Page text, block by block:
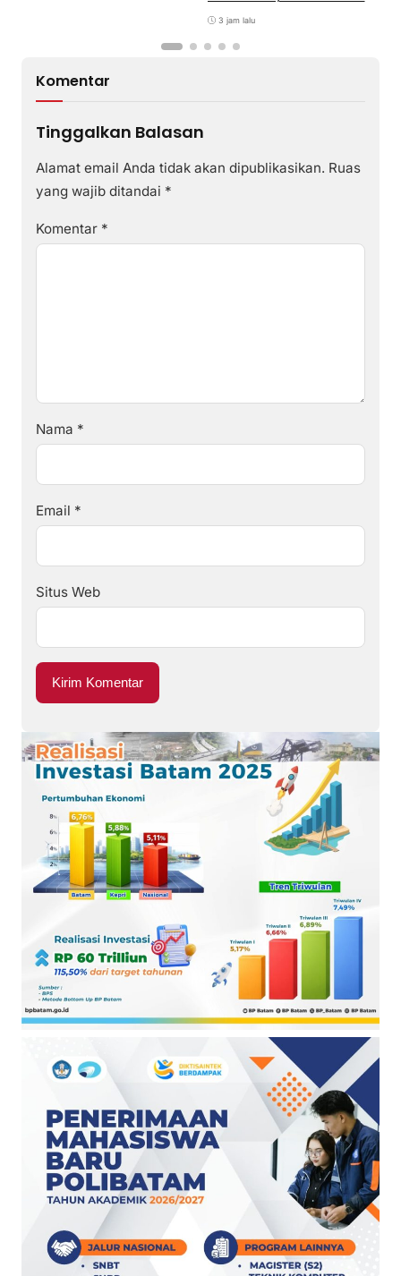
LMS3 jam lalu
Komentar
Tinggalkan Balasan
Alamat email Anda tidak akan dipublikasikan. Ruas
yang wajib ditandai *
Komentar *
Nama *
Email *
Situs Web